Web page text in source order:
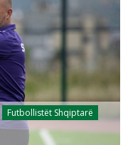
Futbollistët Shqiptarë